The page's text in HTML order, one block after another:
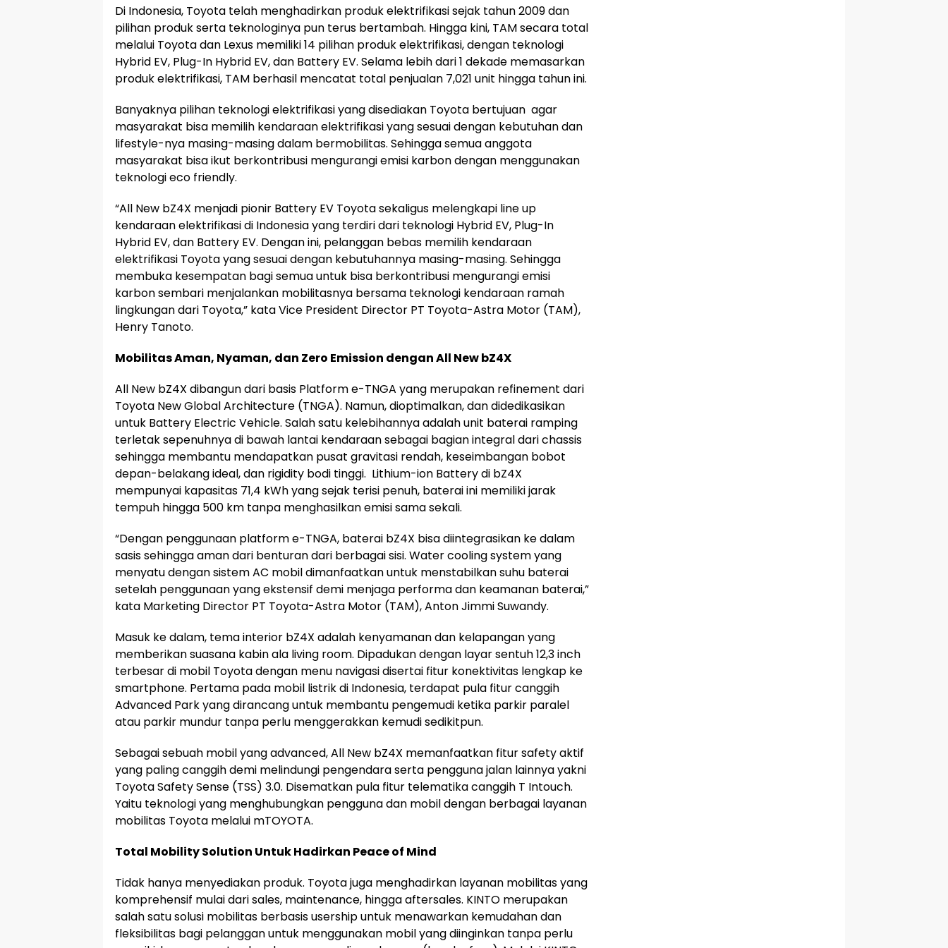
Di Indonesia, Toyota telah menghadirkan produk elektrifikasi sejak tahun 2009 dan
pilihan produk serta teknologinya pun terus bertambah. Hingga kini, TAM secara total
melalui Toyota dan Lexus memiliki 14 pilihan produk elektrifikasi, dengan teknologi
Hybrid EV, Plug-In Hybrid EV, dan Battery EV. Selama lebih dari 1 dekade memasarkan
produk elektrifikasi, TAM berhasil mencatat total penjualan 7,021 unit hingga tahun ini.
Banyaknya pilihan teknologi elektrifikasi yang disediakan Toyota bertujuan agar
masyarakat bisa memilih kendaraan elektrifikasi yang sesuai dengan kebutuhan dan
lifestyle-nya masing-masing dalam bermobilitas. Sehingga semua anggota
masyarakat bisa ikut berkontribusi mengurangi emisi karbon dengan menggunakan
teknologi eco friendly.
“All New bZ4X menjadi pionir Battery EV Toyota sekaligus melengkapi line up
kendaraan elektrifikasi di Indonesia yang terdiri dari teknologi Hybrid EV, Plug-In
Hybrid EV, dan Battery EV. Dengan ini, pelanggan bebas memilih kendaraan
elektrifikasi Toyota yang sesuai dengan kebutuhannya masing-masing. Sehingga
membuka kesempatan bagi semua untuk bisa berkontribusi mengurangi emisi
karbon sembari menjalankan mobilitasnya bersama teknologi kendaraan ramah
lingkungan dari Toyota,” kata Vice President Director PT Toyota-Astra Motor (TAM),
Henry Tanoto.
Mobilitas Aman, Nyaman, dan Zero Emission dengan All New bZ4X
All New bZ4X dibangun dari basis Platform e-TNGA yang merupakan refinement dari
Toyota New Global Architecture (TNGA). Namun, dioptimalkan, dan didedikasikan
untuk Battery Electric Vehicle. Salah satu kelebihannya adalah unit baterai ramping
terletak sepenuhnya di bawah lantai kendaraan sebagai bagian integral dari chassis
sehingga membantu mendapatkan pusat gravitasi rendah, keseimbangan bobot
depan-belakang ideal, dan rigidity bodi tinggi. Lithium-ion Battery di bZ4X
mempunyai kapasitas 71,4 kWh yang sejak terisi penuh, baterai ini memiliki jarak
tempuh hingga 500 km tanpa menghasilkan emisi sama sekali.
“Dengan penggunaan platform e-TNGA, baterai bZ4X bisa diintegrasikan ke dalam
sasis sehingga aman dari benturan dari berbagai sisi. Water cooling system yang
menyatu dengan sistem AC mobil dimanfaatkan untuk menstabilkan suhu baterai
setelah penggunaan yang ekstensif demi menjaga performa dan keamanan baterai,”
kata Marketing Director PT Toyota-Astra Motor (TAM), Anton Jimmi Suwandy.
Masuk ke dalam, tema interior bZ4X adalah kenyamanan dan kelapangan yang
memberikan suasana kabin ala living room. Dipadukan dengan layar sentuh 12,3 inch
terbesar di mobil Toyota dengan menu navigasi disertai fitur konektivitas lengkap ke
smartphone. Pertama pada mobil listrik di Indonesia, terdapat pula fitur canggih
Advanced Park yang dirancang untuk membantu pengemudi ketika parkir paralel
atau parkir mundur tanpa perlu menggerakkan kemudi sedikitpun.
Sebagai sebuah mobil yang advanced, All New bZ4X memanfaatkan fitur safety aktif
yang paling canggih demi melindungi pengendara serta pengguna jalan lainnya yakni
Toyota Safety Sense (TSS) 3.0. Disematkan pula fitur telematika canggih T Intouch.
Yaitu teknologi yang menghubungkan pengguna dan mobil dengan berbagai layanan
mobilitas Toyota melalui mTOYOTA.
Total Mobility Solution Untuk Hadirkan Peace of Mind
Tidak hanya menyediakan produk. Toyota juga menghadirkan layanan mobilitas yang
komprehensif mulai dari sales, maintenance, hingga aftersales. KINTO merupakan
salah satu solusi mobilitas berbasis usership untuk menawarkan kemudahan dan
fleksibilitas bagi pelanggan untuk menggunakan mobil yang diinginkan tanpa perlu